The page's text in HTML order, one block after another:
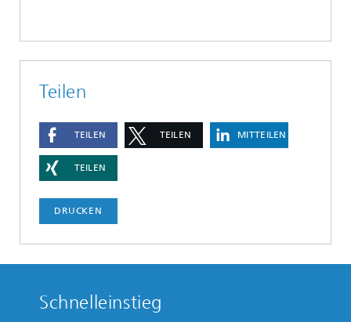
Teilen
TEILEN TEILEN MITTEILEN
TEILEN
DRUCKEN
Schnelleinstieg